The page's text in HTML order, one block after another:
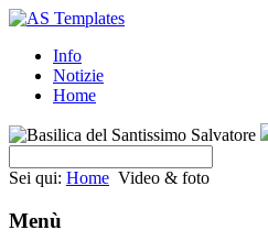
Info
Notizie
Home
Sei qui: Home Video & foto
Menù